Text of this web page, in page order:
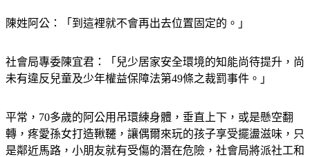
陳姓阿公：「到這裡就不會再出去位置固定的。」
社會局專委陳宜君：「兒少居家安全環境的知能尚待提升，尚
未有違反兒童及少年權益保障法第49條之裁罰事件。」
平常，70多歲的阿公用吊環練身體，垂直上下，或是懸空翻
轉，疼愛孫女打造鞦韆，讓偶爾來玩的孩子享受擺盪滋味，只
是鄰近馬路，小朋友就有受傷的潛在危險，社會局將派社工和